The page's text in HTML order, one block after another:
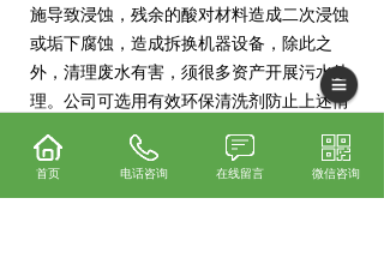
施导致浸蚀，残余的酸对材料造成二次浸蚀
或垢下腐蚀，造成拆换机器设备，除此之
外，清理废水有害，须很多资产开展污水处
理。公司可选用有效环保清洗剂防止上述情
况，其具备效率好、环境保护、安全性、耐
腐蚀特性，不仅清理实际效果优良并且对机
首页 电话咨询 在线留言 微信咨询